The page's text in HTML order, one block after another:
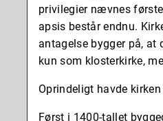
privilegier nævnes
apsis består endnu.
antagelse bygger på,
kun som klosterkirke,
Oprindeligt havde
Først i 1400-tallet